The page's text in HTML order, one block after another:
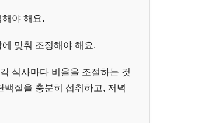
야 해요.
맞춰 조정해야 해요.
식사마다 비율을 조절하는 것
질을 충분히 섭취하고, 저녁